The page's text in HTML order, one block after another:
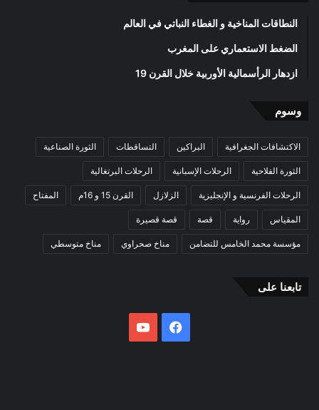
النطاقات المناخية و الغطاء النباتي في العالم
الضغط الاستعماري على المغرب
ازدهار الرأسمالية الأوربية خلال القرن 19
وسوم
الاكتشافات الجغرافية البراكين التساقطات الثورة الصناعية
الثورة الفلاحية الرحلات الإسبانية الرحلات البرتغالية
الرحلات الفرنسية و الإنجليزية الزلازل القرن 15 و 16م المفتاح
المقياس رواية قصة قصة قصيرة
مؤسسة محمد الخامس للتضامن مناخ صحراوي مناخ متوسطي
تابعنا على
فيسبوك